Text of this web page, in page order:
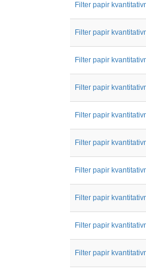
Filter papir
Filter papir
Filter papir
Filter papir
Filter papir
Filter papir
Filter papir
Filter papir
Filter papir
Filter papir